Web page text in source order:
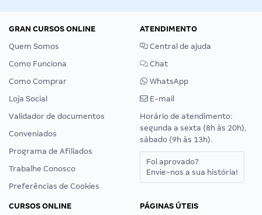
GRAN CURSOS ONLINE
Quem Somos
Como Funciona
Como Comprar
Loja Social
Validador de documentos
Conveniados
Programa de Afiliados
Trabalhe Conosco
Preferências de Cookies
ATENDIMENTO
Central de ajuda
Chat
WhatsApp
E-mail
Horário de atendimento:
segunda a sexta (8h às 20h),
sábado (9h às 13h).
Foi aprovado?
Envie-nos a sua história!
CURSOS ONLINE
PÁGINAS ÚTEIS